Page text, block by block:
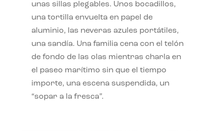
unas sillas plegables. Unos bocadillos,
una tortilla envuelta en papel de
aluminio, las neveras azules portátiles,
una sandía. Una familia cena con el telón
de fondo de las olas mientras charla en
el paseo marítimo sin que el tiempo
importe, una escena suspendida, un
“sopar a la fresca”.